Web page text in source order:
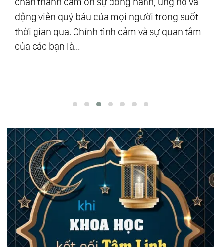
động viên quý báu của mọi người trong suốt
thời gian qua. Chính tình cảm và sự quan tâm
của các bạn là...